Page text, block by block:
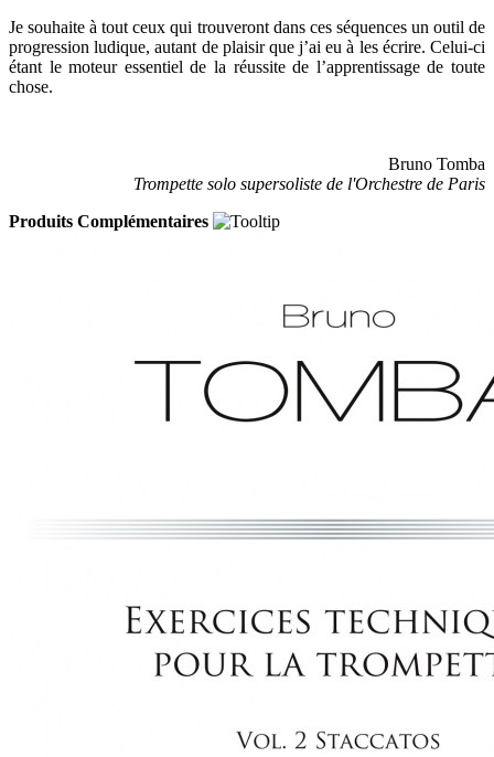
Je souhaite à tout ceux qui trouveront dans ces séquences un outil de
progression ludique, autant de plaisir que j’ai eu à les écrire. Celui-ci
étant le moteur essentiel de la réussite de l’apprentissage de toute
chose.
Bruno Tomba
Trompette solo supersoliste de l'Orchestre de Paris
Produits Complémentaires